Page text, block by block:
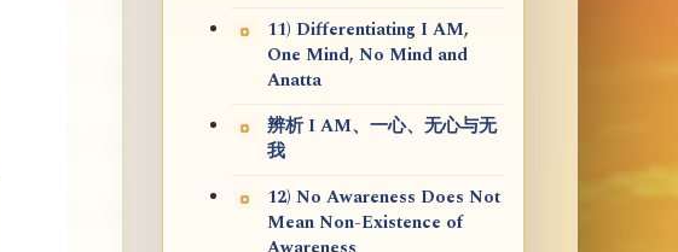
11) Differentiating I AM,
One Mind, No Mind and
Anatta
辨析 I AM、一心、无心与无
我
12) No Awareness Does Not
Mean Non-Existence of